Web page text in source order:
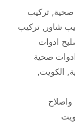
صحية,تركيب
شاور , تركيب
ادوات
صحية
, الكويت,